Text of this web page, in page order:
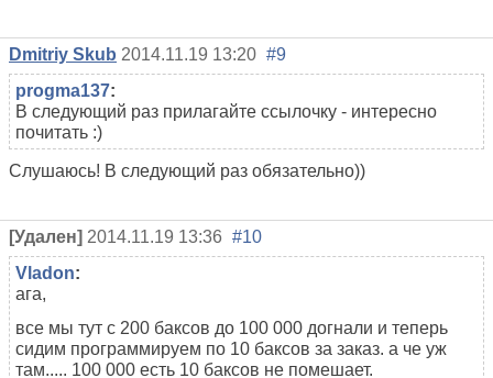
Dmitriy Skub 2014.11.19 13:20 #9
progma137:
В следующий раз прилагайте ссылочку - интересно
почитать :)
Слушаюсь! В следующий раз обязательно))
[Удален] 2014.11.19 13:36 #10
Vladon:
ага,
все мы тут с 200 баксов до 100 000 догнали и теперь
сидим программируем по 10 баксов за заказ. а че уж
там..... 100 000 есть 10 баксов не помешает.